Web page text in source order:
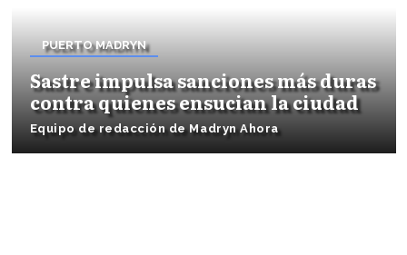
PUERTO MADRYN
Sastre impulsa sanciones más duras
contra quienes ensucian la ciudad
Equipo de redacción de Madryn Ahora